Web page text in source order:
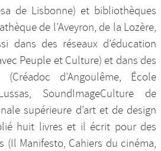
de Lisbonne) et bibliothèques
de l’Aveyron, de la Lozère,
dans des réseaux d’éducation
Peuple et Culture) et dans des
(Créadoc d’Angoulême, École
SoundImageCulture de
supérieure d’art et de design
huit livres et il écrit pour des
(Il Manifesto, Cahiers du cinéma,